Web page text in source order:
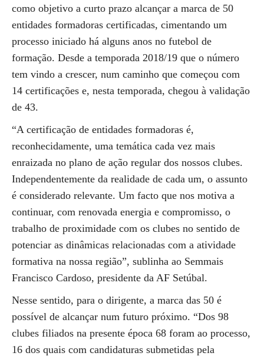
como objetivo a curto prazo alcançar a marca de 50
entidades formadoras certificadas, cimentando um
processo iniciado há alguns anos no futebol de
formação. Desde a temporada 2018/19 que o número
tem vindo a crescer, num caminho que começou com
14 certificações e, nesta temporada, chegou à validação
de 43.
“A certificação de entidades formadoras é,
reconhecidamente, uma temática cada vez mais
enraizada no plano de ação regular dos nossos clubes.
Independentemente da realidade de cada um, o assunto
é considerado relevante. Um facto que nos motiva a
continuar, com renovada energia e compromisso, o
trabalho de proximidade com os clubes no sentido de
potenciar as dinâmicas relacionadas com a atividade
formativa na nossa região”, sublinha ao Semmais
Francisco Cardoso, presidente da AF Setúbal.
Nesse sentido, para o dirigente, a marca das 50 é
possível de alcançar num futuro próximo. “Dos 98
clubes filiados na presente época 68 foram ao processo,
16 dos quais com candidaturas submetidas pela